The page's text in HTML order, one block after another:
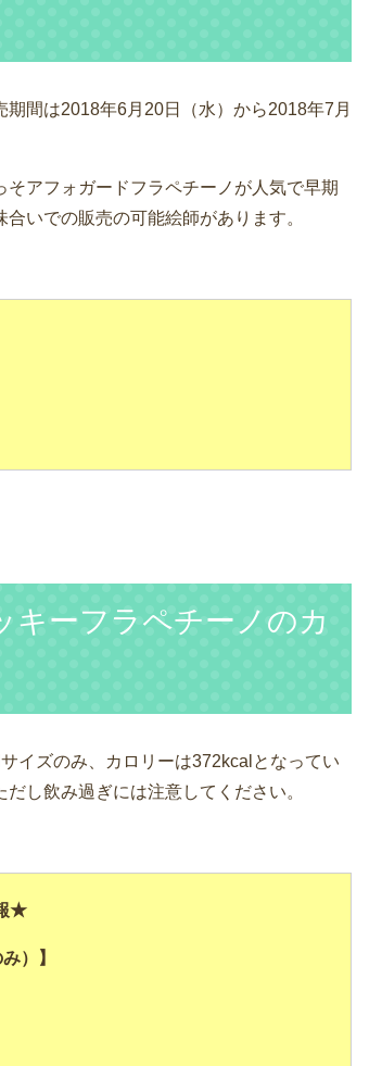
間は2018年6月20日（水）から2018年7月
アフォガードフラペチーノが人気で早期
いでの販売の可能絵師があります。
キーフラペチーノのカ
イズのみ、カロリーは372kcalとなってい
し飲み過ぎには注意してください。
★
）】